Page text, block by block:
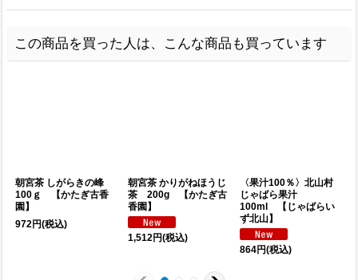
この商品を買った人は、こんな商品も買っています
朝宮茶 しがらきの峰
100ｇ 【かたぎ古香
園】
972円(税込)
朝宮茶 かりがねほうじ
茶 200g 【かたぎ古
香園】
1,512円(税込)
〈果汁100％〉北山村
じゃばら果汁
100ml 【じゃばらい
ず北山】
864円(税込)